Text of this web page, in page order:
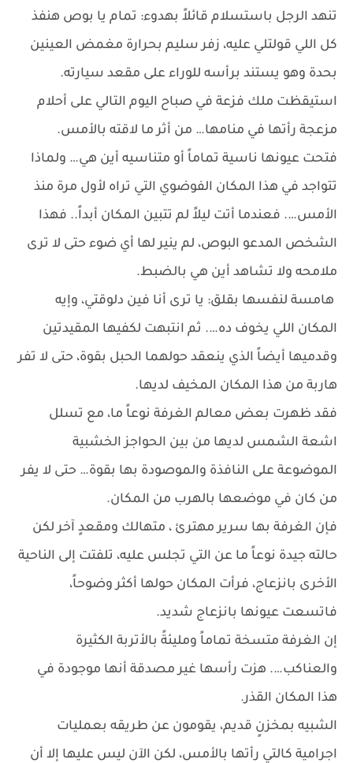
تنهد الرجل باستسلام قائلاً بهدوء: تمام يا بوص هنفذ
كل اللي قولتلي عليه، زفر سليم بحرارة مغمض العينين
بحدة وهو يستند برأسه للوراء على مقعد سيارته.
استيقظت ملك فزعة في صباح اليوم التالي على أحلام
مزعجة رأتها في منامها… من أثر ما لاقته بالأمس.
فتحت عيونها ناسية تماماً أو متناسيه أين هي… ولماذا
تتواجد في هذا المكان الفوضوي التي تراه لأول مرة منذ
الأمس…. فعندما أتت ليلاً لم تتبين المكان أبداً.. فهذا
الشخص المدعو البوص، لم ينير لها أي ضوء حتى لا ترى
ملامحه ولا تشاهد أين هي بالضبط.
هامسة لنفسها بقلق: يا ترى أنا فين دلوقتي، وإيه
المكان اللي يخوف ده…. ثم انتبهت لكفيها المقيدتين
وقدميها أيضاً الذي ينعقد حولهما الحبل بقوة، حتى لا تفر
هاربة من هذا المكان المخيف لديها.
فقد ظهرت بعض معالم الغرفة نوعاً ما، مع تسلل
اشعة الشمس لديها من بين الحواجز الخشبية
الموضوعة على النافذة والموصودة بها بقوة… حتى لا يفر
من كان في موضعها بالهرب من المكان.
فإن الغرفة بها سرير مهترئ ، متهالك ومقعدٍ آخر لكن
حالته جيدة نوعاً ما عن التي تجلس عليه، تلفتت إلى الناحية
الأخرى بانزعاج، فرأت المكان حولها أكثر وضوحاً،
فاتسعت عيونها بانزعاج شديد.
إن الغرفة متسخة تماماً ومليئةً بالأتربة الكثيرة
والعناكب…. هزت رأسها غير مصدقة أنها موجودة في
هذا المكان القذر.
الشبيه بمخزنٍ قديم، يقومون عن طريقه بعمليات
اجرامية كالتي رأتها بالأمس، لكن الآن ليس عليها إلا أن